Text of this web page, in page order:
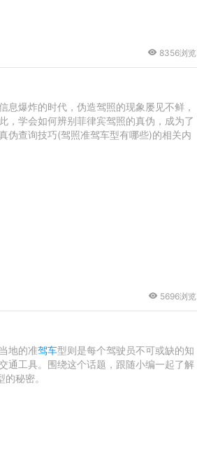
8356浏览
息爆炸的时代，伪造驾照的现象屡见不鲜，
，学会如何辨别菲律宾驾照的真伪，成为了
伪查询技巧(驾照准驾车型有哪些)的相关内
5696浏览
地的准驾车型则是每个驾驶员不可或缺的知
通工具。围绕这个话题，跟随小编一起了解
秘密。